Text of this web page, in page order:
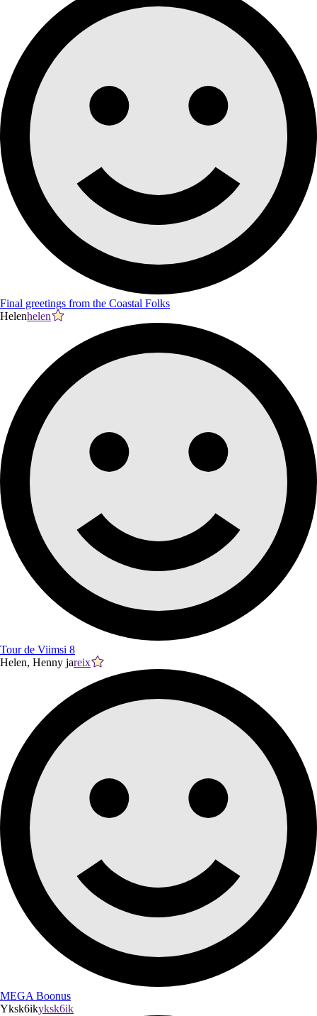
Final greetings from the Coastal Folks
Helenhelen
Tour de Viimsi 8
Helen, Henny jareix
MEGA Boonus
Yksk6ikyksk6ik